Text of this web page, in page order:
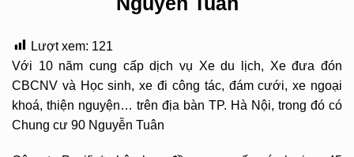
Lượt xem: 121
Với 10 năm cung cấp dịch vụ Xe du lịch, Xe đưa đón
CBCNV và Học sinh, xe đi công tác, đám cưới, xe ngoại
khoá, thiện nguyện… trên địa bàn TP. Hà Nội, trong đó có
Chung cư 90 Nguyễn Tuân